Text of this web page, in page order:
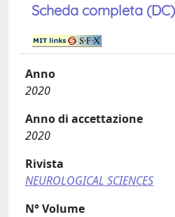
Scheda completa (DC)
Anno
2020
Anno di accettazione
2020
Rivista
NEUROLOGICAL SCIENCES
N° Volume